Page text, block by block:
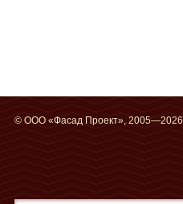
© ООО «Фасад Проект», 2005—2026